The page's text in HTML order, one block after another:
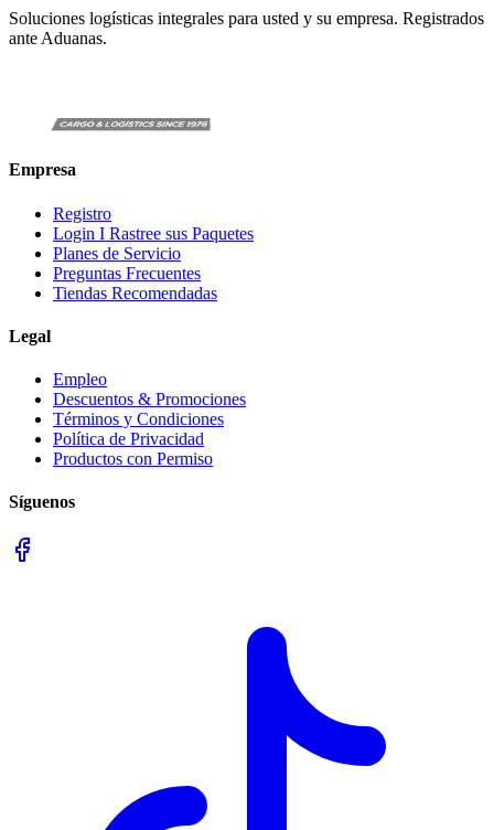
Soluciones logísticas integrales para usted y su empresa. Registrados
ante Aduanas.
Empresa
Registro
Login I Rastree sus Paquetes
Planes de Servicio
Preguntas Frecuentes
Tiendas Recomendadas
Legal
Empleo
Descuentos & Promociones
Términos y Condiciones
Política de Privacidad
Productos con Permiso
Síguenos